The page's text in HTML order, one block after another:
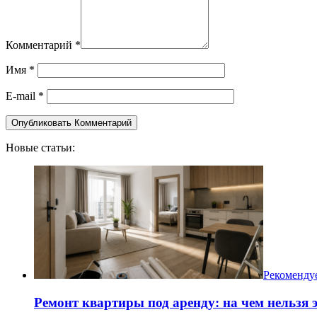
Комментарий *
Имя *
E-mail *
Новые статьи:
Ремонт квартиры под аренду: на чем нельзя